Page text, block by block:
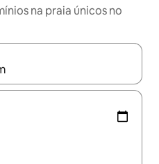
na praia únicos no
disponíveis, explore-os